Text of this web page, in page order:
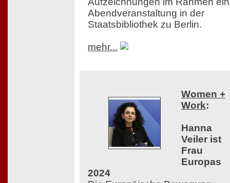
Abendveranstaltung in der
Staatsbibliothek zu Berlin.
mehr...
Women +
Work:
Hanna
Veiler ist
Frau
Europas
2024